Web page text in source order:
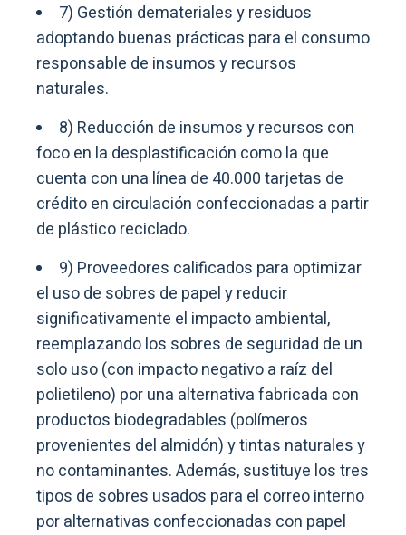
7) Gestión demateriales y residuos
adoptando buenas prácticas para el consumo
responsable de insumos y recursos
naturales.
8) Reducción de insumos y recursos con
foco en la desplastificación como la que
cuenta con una línea de 40.000 tarjetas de
crédito en circulación confeccionadas a partir
de plástico reciclado.
9) Proveedores calificados para optimizar
el uso de sobres de papel y reducir
significativamente el impacto ambiental,
reemplazando los sobres de seguridad de un
solo uso (con impacto negativo a raíz del
polietileno) por una alternativa fabricada con
productos biodegradables (polímeros
provenientes del almidón) y tintas naturales y
no contaminantes. Además, sustituye los tres
tipos de sobres usados para el correo interno
por alternativas confeccionadas con papel